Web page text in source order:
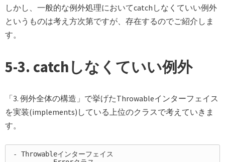
しかし、一般的な例外処理においてcatchしなくていい例外
というものは考え方次第ですが、存在するのでご紹介しま
す。
5-3. catchしなくていい例外
「3. 例外全体の構造」で挙げたThrowableインターフェイス
を実装(implements)している上位のクラスで考えていきま
す。
-